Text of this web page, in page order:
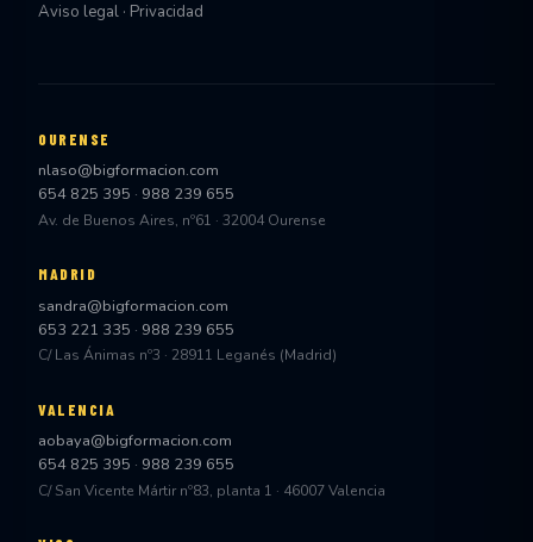
Aviso legal · Privacidad
OURENSE
nlaso@bigformacion.com
654 825 395 · 988 239 655
Av. de Buenos Aires, nº61 · 32004 Ourense
MADRID
sandra@bigformacion.com
653 221 335 · 988 239 655
C/ Las Ánimas nº3 · 28911 Leganés (Madrid)
VALENCIA
aobaya@bigformacion.com
654 825 395 · 988 239 655
C/ San Vicente Mártir nº83, planta 1 · 46007 Valencia